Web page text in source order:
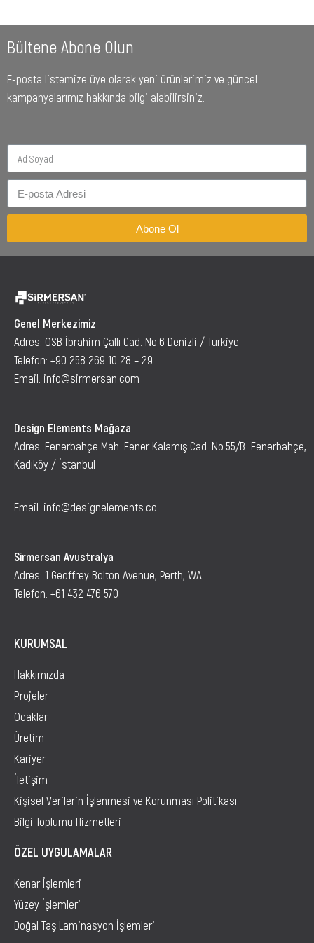
Bültene Abone Olun
E-posta listemize üye olarak yeni ürünlerimiz ve güncel
kampanyalarımız hakkında bilgi alabilirsiniz.
Abone Ol
Genel Merkezimiz
Adres: OSB İbrahim Çallı Cad. No:6 Denizli / Türkiye
Telefon: +90 258 269 10 28 – 29
Email: info@sirmersan.com
Design Elements Mağaza
Adres: Fenerbahçe Mah. Fener Kalamış Cad. No:55/B Fenerbahçe,
Kadıköy / İstanbul
Email: info@designelements.co
Sirmersan Avustralya
Adres: 1 Geoffrey Bolton Avenue, Perth, WA
Telefon: +61 432 476 570
KURUMSAL
Hakkımızda
Projeler
Ocaklar
Üretim
Kariyer
İletişim
Kişisel Verilerin İşlenmesi ve Korunması Politikası
Bilgi Toplumu Hizmetleri
ÖZEL UYGULAMALAR
Kenar İşlemleri
Yüzey İşlemleri
Doğal Taş Laminasyon İşlemleri